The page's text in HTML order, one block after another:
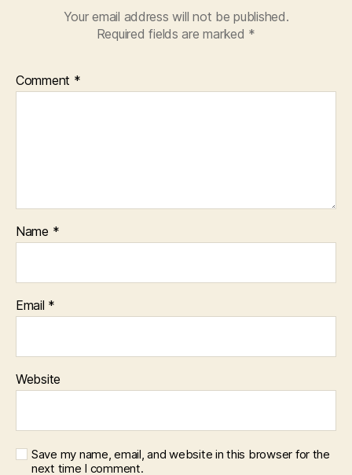
Your email address will not be published.
Required fields are marked *
Comment *
Name *
Email *
Website
Save my name, email, and website in this browser for the
next time I comment.